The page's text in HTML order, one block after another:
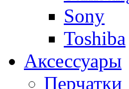
Sony
Toshiba
Аксессуары
Перчатки